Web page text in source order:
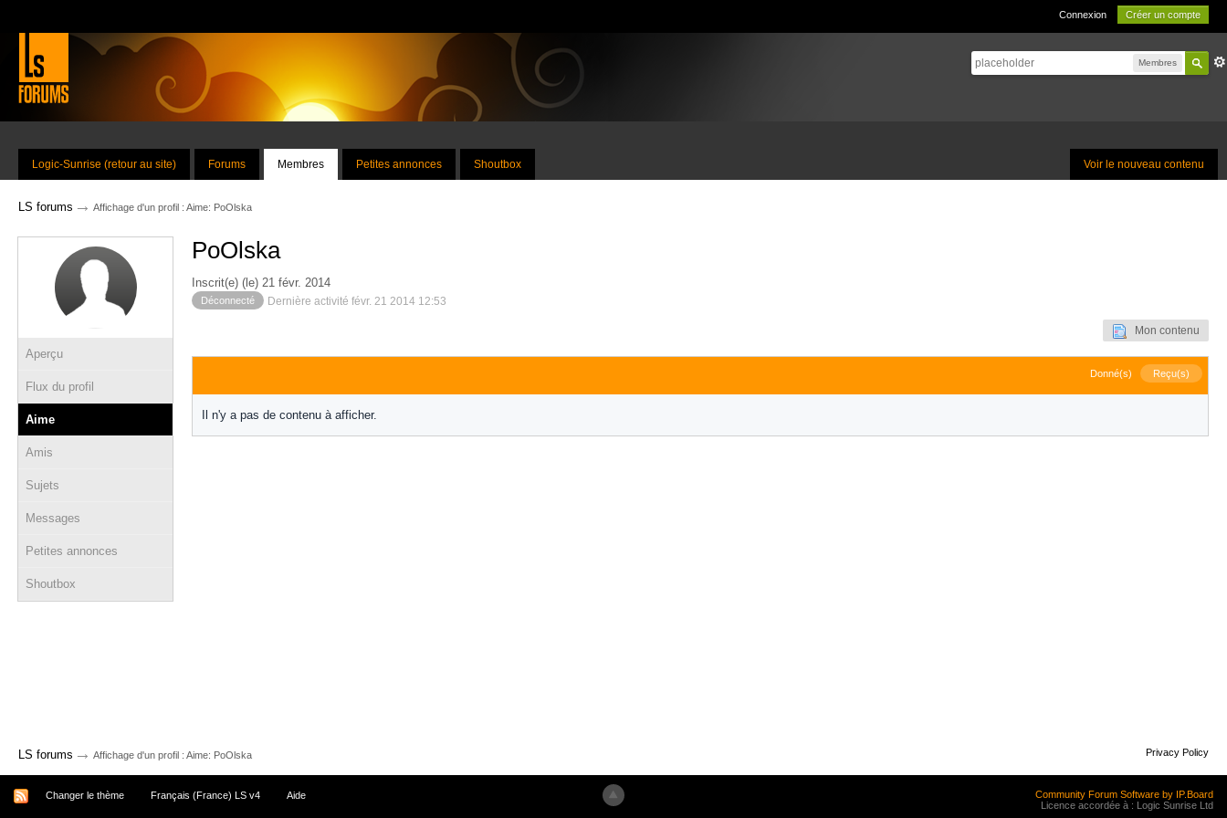
Connexion Créer un compte
Membres
Voir le nouveau contenu
Logic-Sunrise (retour au site) Forums Membres Petites annonces Shoutbox
LS forums → Affichage d'un profil : Aime: PoOlska
Aperçu
Flux du profil
Aime
Amis
Sujets
Messages
Petites annonces
Shoutbox
PoOlska
Inscrit(e) (le) 21 févr. 2014
Déconnecté Dernière activité févr. 21 2014 12:53
Mon contenu
Donné(s) Reçu(s)
Il n'y a pas de contenu à afficher.
LS forums → Affichage d'un profil : Aime: PoOlska Privacy Policy
Changer le thème Français (France) LS v4 Aide
Community Forum Software by IP.Board
Licence accordée à : Logic Sunrise Ltd